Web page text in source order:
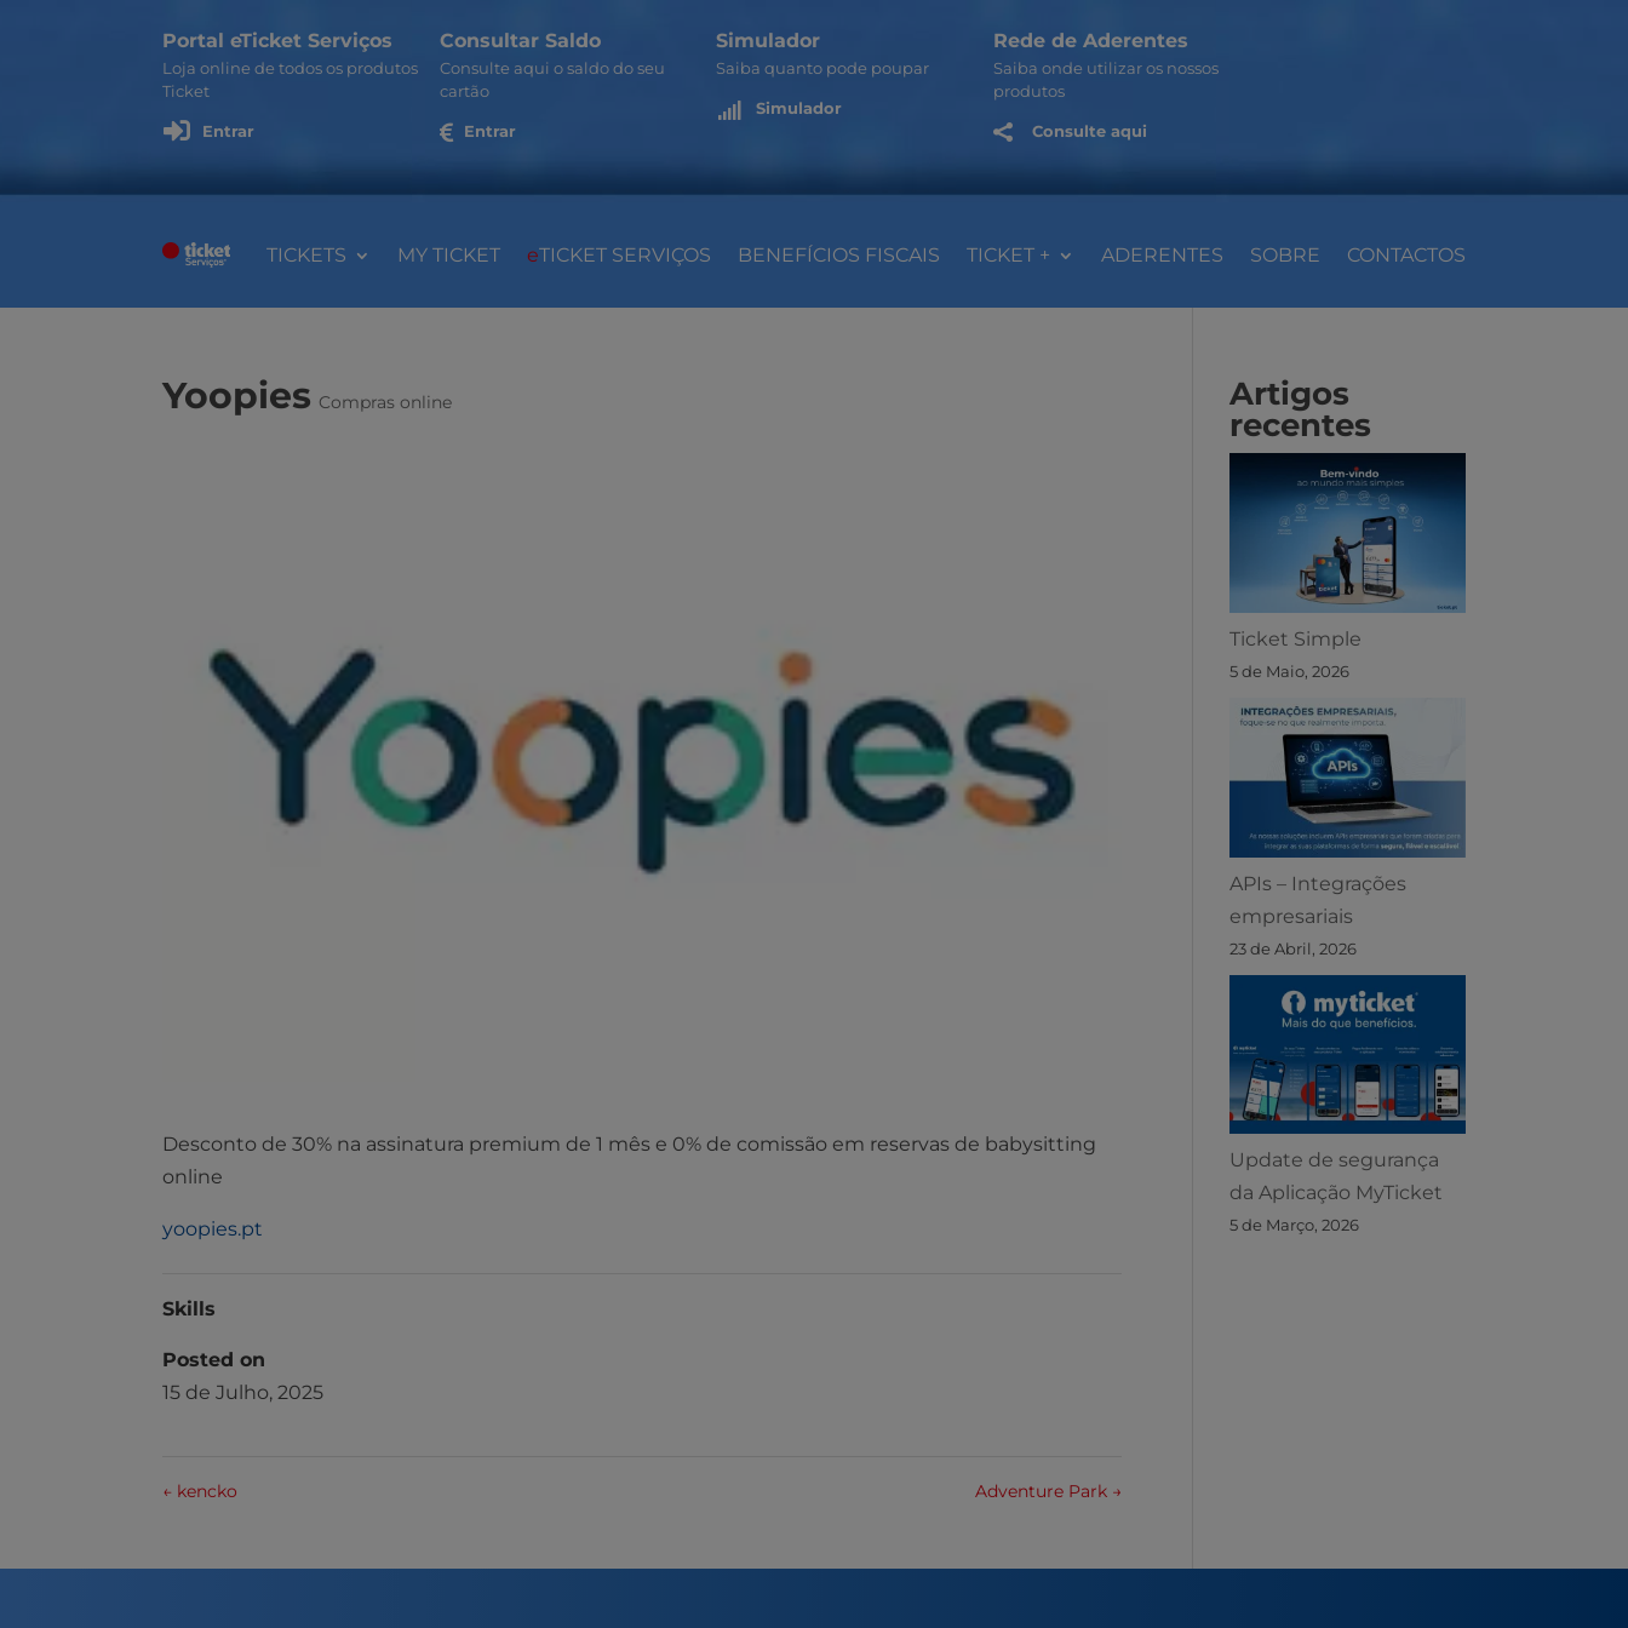
Portal eTicket Serviços
Loja online de todos os produtos
Ticket
 Entrar
Consultar Saldo
Consulte aqui o saldo do seu
cartão
 Entrar
Simulador
Saiba quanto pode poupar
 Simulador
Rede de Aderentes
Saiba onde utilizar os nossos
produtos
 Consulte aqui
TICKETS MY TICKET eTICKET SERVIÇOS BENEFÍCIOS FISCAIS TICKET + ADERENTES SOBRE CONTACTOS
Yoopies Compras online
Desconto de 30% na assinatura premium de 1 mês e 0% de comissão em reservas de babysitting
online
yoopies.pt
Skills
Posted on
15 de Julho, 2025
← kencko Adventure Park →
Artigos
recentes
Ticket Simple
5 de Maio, 2026
APIs – Integrações
empresariais
23 de Abril, 2026
Update de segurança
da Aplicação MyTicket
5 de Março, 2026